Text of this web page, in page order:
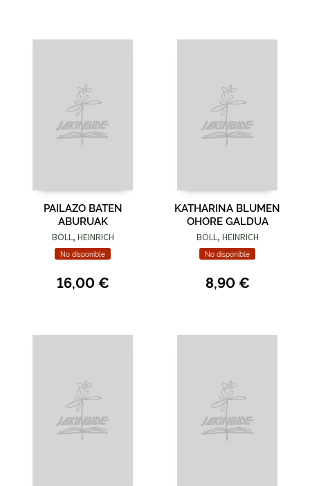
PAILAZO BATEN
ABURUAK
BÖLL, HEINRICH
No disponible
16,00 €
KATHARINA BLUMEN
OHORE GALDUA
BÖLL, HEINRICH
No disponible
8,90 €